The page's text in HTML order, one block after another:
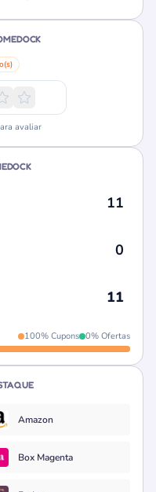
avaliar
11
0
11
100% Cupons 0% Ofertas
Amazon
Box Magenta